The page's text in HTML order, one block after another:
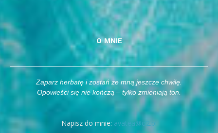
O MNIE
Zaparz herbatę i zostań ze mną jeszcze chwilę.
Opowieści się nie kończą – tylko zmieniają ton.
Napisz do mnie: avatea@o2.pl